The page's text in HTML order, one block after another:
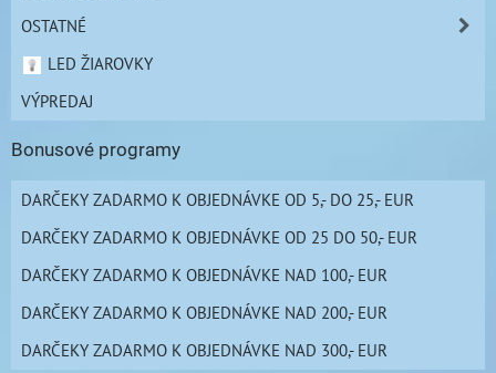
OSTATNÉ
LED ŽIAROVKY
VÝPREDAJ
Bonusové programy
DARČEKY ZADARMO K OBJEDNÁVKE OD 5,- DO 25,- EUR
DARČEKY ZADARMO K OBJEDNÁVKE OD 25 DO 50,- EUR
DARČEKY ZADARMO K OBJEDNÁVKE NAD 100,- EUR
DARČEKY ZADARMO K OBJEDNÁVKE NAD 200,- EUR
DARČEKY ZADARMO K OBJEDNÁVKE NAD 300,- EUR